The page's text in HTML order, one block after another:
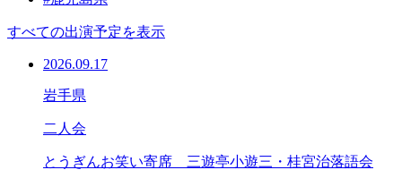
すべての出演予定を表示
2026.09.17
岩手県
二人会
とうぎんお笑い寄席 三遊亭小遊三・桂宮治落語会